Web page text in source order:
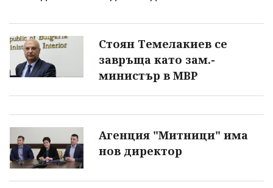
Стоян Темелакиев се
завръща като зам.-
министър в МВР
Агенция "Митници" има
нов директор